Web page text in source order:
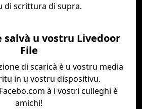
di scrittura di supra.
salvà u vostru Livedoor
File
di scaricà è u vostru media
in u vostru dispositivu.
à i vostri culleghi è
amichi!